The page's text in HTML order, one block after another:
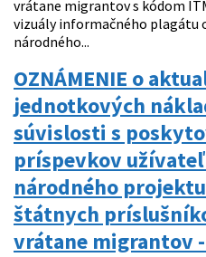
vrátane migrantov s kódom
vizuály informačného plagátu
národného...
OZNÁMENIE o
jednotkových
súvislosti s
príspevkov
národného
štátnych
vrátane migrantov -